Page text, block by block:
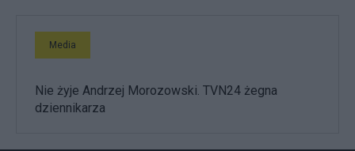
Media
Nie żyje Andrzej Morozowski. TVN24 żegna
dziennikarza